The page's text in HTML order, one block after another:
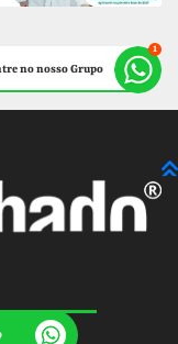
no nosso Grupo